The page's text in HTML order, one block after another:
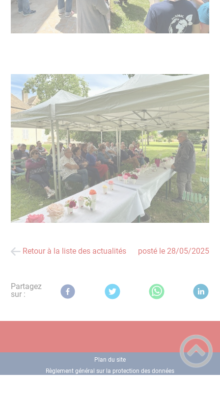
Retour à la liste des actualités posté le 28/05/2025
Partagez
sur :
Plan du site
Règlement général sur la protection des données